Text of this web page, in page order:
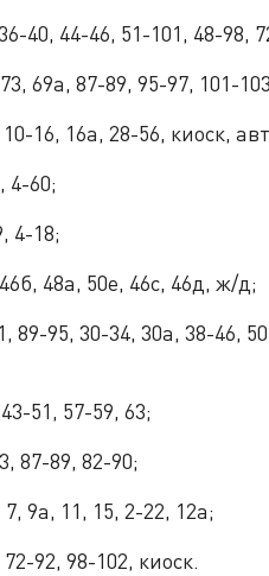
40, 44-46, 51-101, 48-98,
69а, 87-89, 95-97, 101-
16, 16а, 28-56, киоск,
4-60;
4-18;
48а, 50е, 46с, 46д, ж/д;
95, 30-34, 30а, 38-46,
51, 57-59, 63;
87-89, 82-90;
9а, 11, 15, 2-22, 12а;
92, 98-102, киоск.